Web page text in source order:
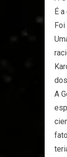
É
Foi
A